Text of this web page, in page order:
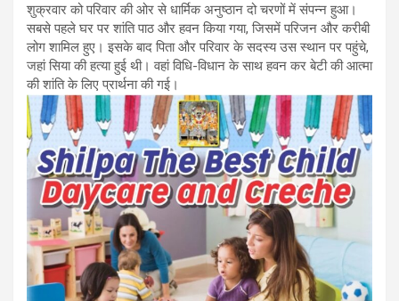
शुक्रवार को परिवार की ओर से धार्मिक अनुष्ठान दो चरणों में संपन्न हुआ।
सबसे पहले घर पर शांति पाठ और हवन किया गया, जिसमें परिजन और करीबी
लोग शामिल हुए। इसके बाद पिता और परिवार के सदस्य उस स्थान पर पहुंचे,
जहां सिया की हत्या हुई थी। वहां विधि-विधान के साथ हवन कर बेटी की आत्मा
की शांति के लिए प्रार्थना की गई।